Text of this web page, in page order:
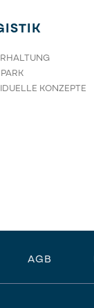
KONZEPTE
AGB